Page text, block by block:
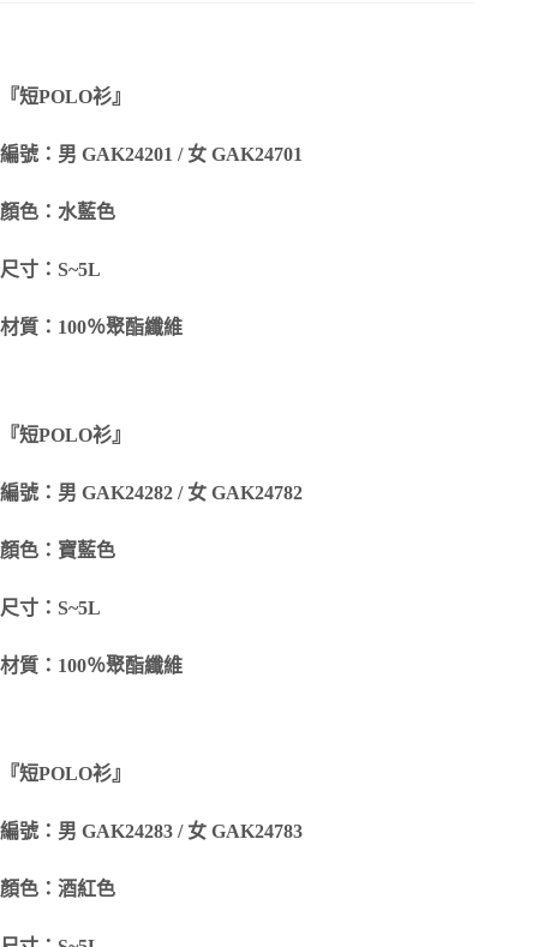
『短POLO衫』
編號：男 GAK24201 / 女 GAK24701
顏色：水藍色
尺寸：S~5L
材質：100％聚酯纖維
『短POLO衫』
編號：男 GAK24282 / 女 GAK24782
顏色：寶藍色
尺寸：S~5L
材質：100％聚酯纖維
『短POLO衫』
編號：男 GAK24283 / 女 GAK24783
顏色：酒紅色